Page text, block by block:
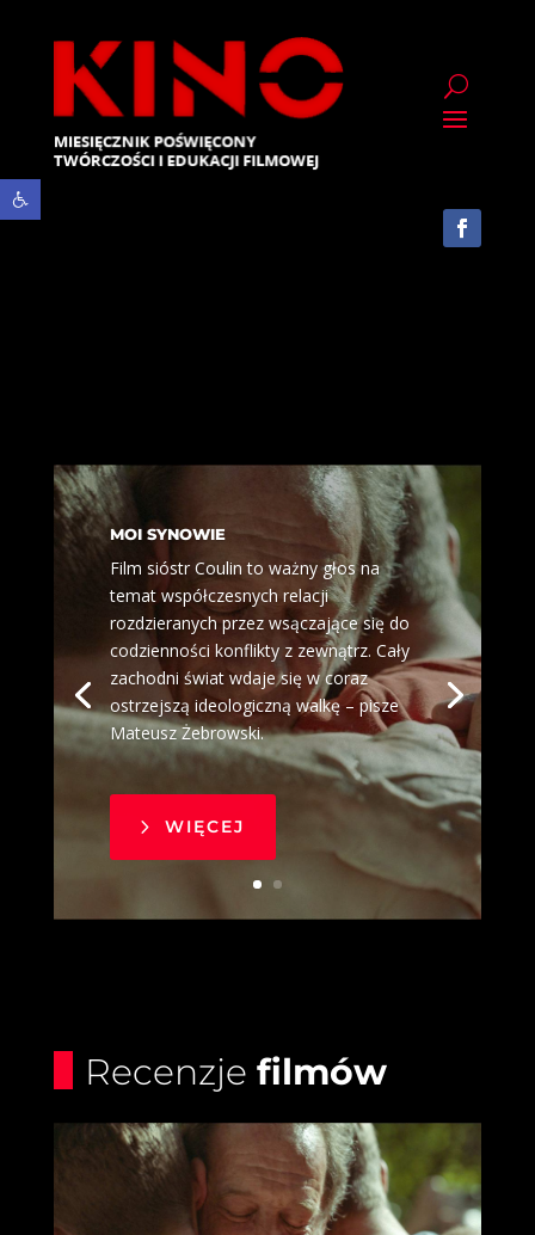
Otwórz pasek narzędzi
MOI SYNOWIE
Film sióstr Coulin to ważny głos na
temat współczesnych relacji
rozdzieranych przez wsączające się do
codzienności konflikty z zewnątrz. Cały
zachodni świat wdaje się w coraz
ostrzejszą ideologiczną walkę – pisze
Mateusz Żebrowski.
WIĘCEJ
Recenzje filmów